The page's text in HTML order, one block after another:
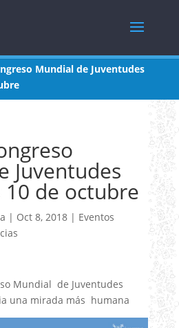
Mundial de Juventudes
Juventudes
de octubre
| Oct 8, 2018| Eventos
Mundial de Juventudes
una mirada más humana